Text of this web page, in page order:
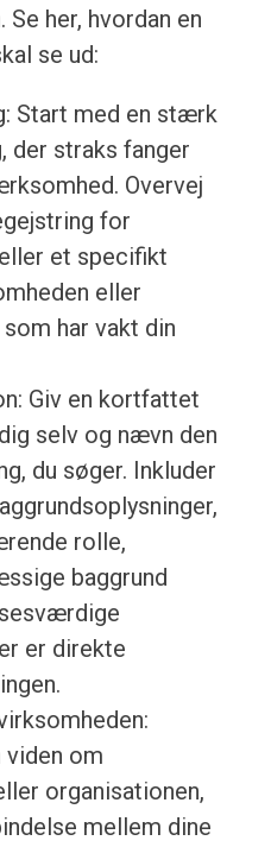
her, hvordan en
se ud:
Start med en stærk
der straks fanger
Overvej
for
et specifikt
eller
har vakt din
Giv en kortfattet
selv og nævn den
du søger. Inkluder
rolle,
baggrund
er direkte
viden om
organisationen,
mellem dine